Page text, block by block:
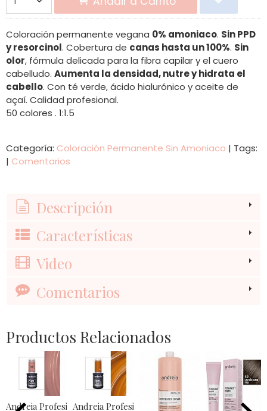
Coloración permanente vegana 0% amoniaco. Sin PPD
y resorcinol. Cobertura de canas hasta un 100%. Sin
olor, fórmula delicada para la fibra capilar y el cuero
cabelludo. Aumenta la densidad, nutre y hidrata el
cabello. Con té verde, ácido hialurónico y aceite de
açaí. Calidad profesional.
50 colores . 1:1.5
Categoría: Coloración Permanente Sin Amoniaco | Tags:
| Comentarios
Descripción
Características
Video
Comentarios
Productos Relacionados
Andreia Profesional The Gel Polish...Andreia Profesional The Gel Polish...